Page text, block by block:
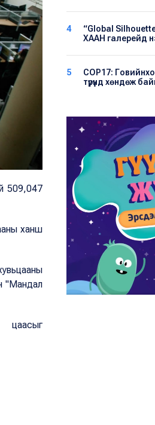
509,047
ханш
"Мандал
цаасыг
4
“Global
ХААН галерейд
5
COP17:
түрүүнд хөндөж